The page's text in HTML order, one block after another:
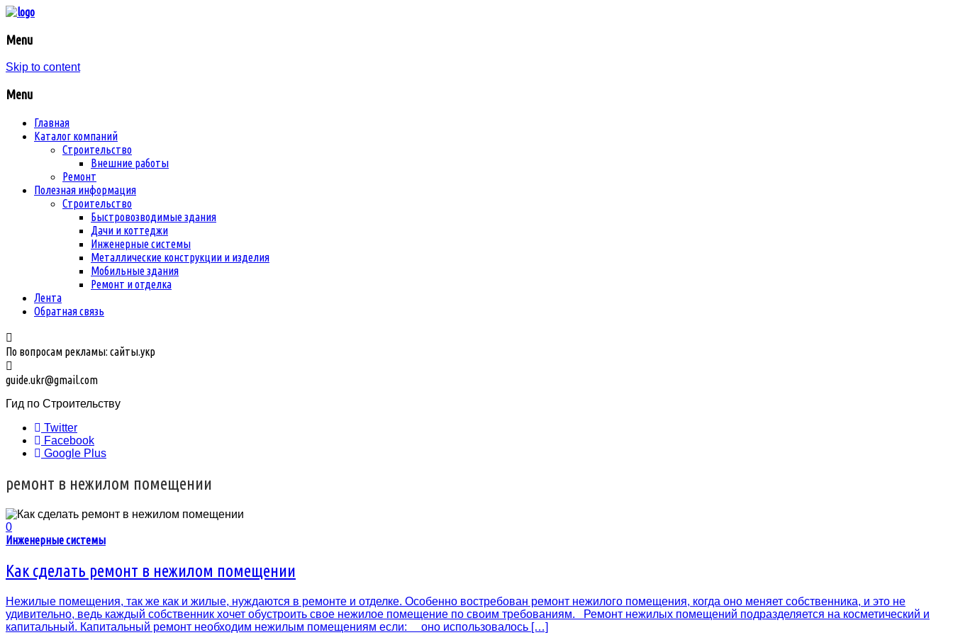
Menu
Skip to content
Menu
Главная
Каталог компаний
Строительство
Внешние работы
Ремонт
Полезная информация
Строительство
Быстровозводимые здания
Дачи и коттеджи
Инженерные системы
Металлические конструкции и изделия
Мобильные здания
Ремонт и отделка
Лента
Обратная связь
По вопросам рекламы: сайты.укр
guide.ukr@gmail.com
Гид по Строительству
Twitter
Facebook
Google Plus
ремонт в нежилом помещении
0
Инженерные системы
Как сделать ремонт в нежилом помещении
Нежилые помещения, так же как и жилые, нуждаются в ремонте и отделке. Особенно востребован ремонт нежилого помещения, когда оно меняет собственника, и это не
удивительно, ведь каждый собственник хочет обустроить свое нежилое помещение по своим требованиям. Ремонт нежилых помещений подразделяется на косметический и
капитальный. Капитальный ремонт необходим нежилым помещениям если: оно использовалось […]